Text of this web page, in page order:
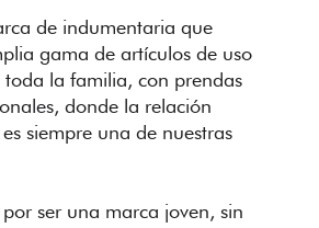
de indumentaria que
gama de artículos de uso
la familia, con prendas
donde la relación
siempre una de nuestras
ser una marca joven, sin